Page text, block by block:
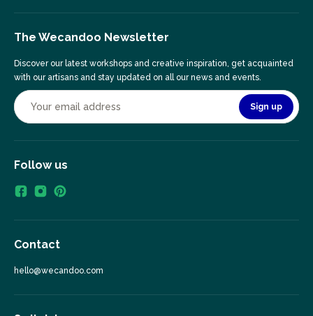
The Wecandoo Newsletter
Discover our latest workshops and creative inspiration, get acquainted
with our artisans and stay updated on all our news and events.
Sign up
Follow us
Contact
hello@wecandoo.com